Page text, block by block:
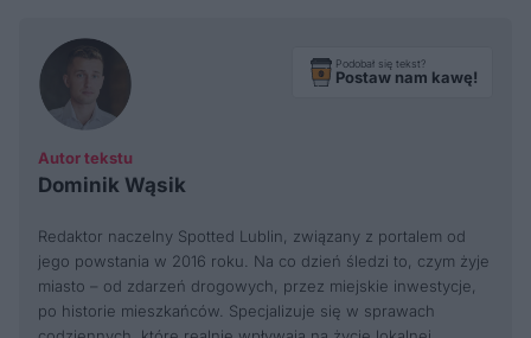
Autor tekstu
Dominik Wąsik
Podobał się tekst?
Postaw nam kawę!
Redaktor naczelny Spotted Lublin, związany z portalem od
jego powstania w 2016 roku. Na co dzień śledzi to, czym żyje
miasto – od zdarzeń drogowych, przez miejskie inwestycje,
po historie mieszkańców. Specjalizuje się w sprawach